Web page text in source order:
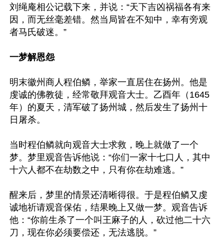
刘绳庵相公记载下来，并说：“天下吉凶祸福各有来
因，而无丝毫差错。然当局皆在不知中，幸有旁观
者马氏破迷。”
一梦解恩怨
明末徽州商人程伯鳞，举家一直居住在扬州。他是
虔诚的佛教徒，经常敬拜观音大士。乙酉年（1645
年）的夏天，清军破了扬州城，然后发生了扬州十
日屠杀。
当时程伯鳞就向观音大士求救，晚上就做了一个
梦。梦里观音告诉他说：“你们一家十七口人，其中
十六人都不在劫数之中，只有你在劫难逃。”
醒来后，梦里的情景还清晰得很。于是程伯鳞又虔
诚地祈请观音保佑，结果晚上又做一梦。观音告诉
他：“你前生杀了一个叫王麻子的人，砍过他二十六
刀，现在你必须要偿还，无法逃脱。”